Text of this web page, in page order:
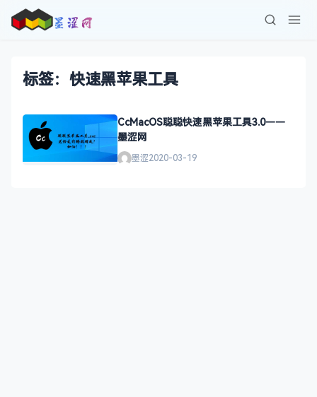
标签：快速黑苹果工具
CcMacOS聪聪快速黑苹果工具3.0——
墨涩网
墨涩2020-03-19